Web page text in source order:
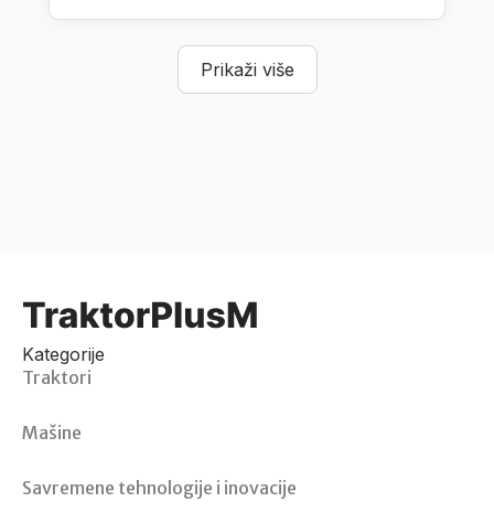
Prikaži više
Kategorije
Traktori
Mašine
Savremene tehnologije i inovacije